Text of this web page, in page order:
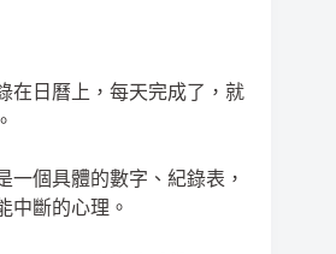
在日曆上，每天完成了，就
一個具體的數字、紀錄表，
中斷的心理。